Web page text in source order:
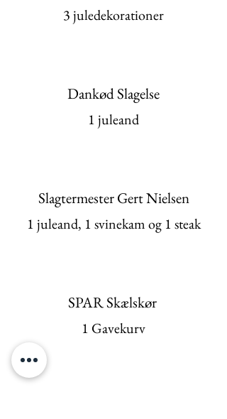
3 juledekorationer
Dankød Slagelse
1 juleand
Slagtermester Gert Nielsen
1 juleand, 1 svinekam og 1 steak​
SPAR Skælskør
1 Gavekurv